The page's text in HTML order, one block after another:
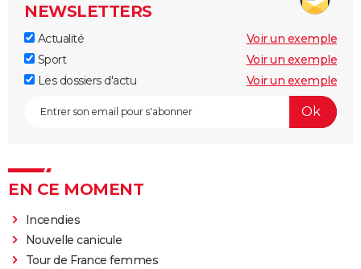
NEWSLETTERS
Actualité
Voir un exemple
Sport
Voir un exemple
Les dossiers d'actu
Voir un exemple
EN CE MOMENT
Incendies
Nouvelle canicule
Tour de France femmes